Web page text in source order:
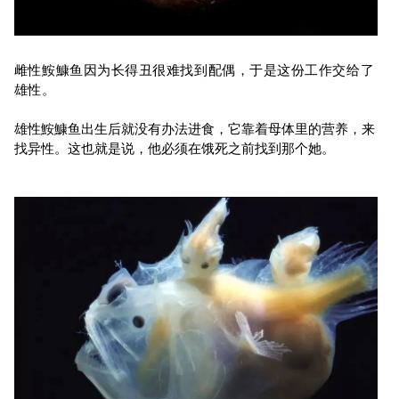
雌性鮟鱇鱼因为长得丑很难找到配偶，于是这份工作交给了
雄性。
雄性鮟鱇鱼出生后就没有办法进食，它靠着母体里的营养，来
找异性。这也就是说，他必须在饿死之前找到那个她。